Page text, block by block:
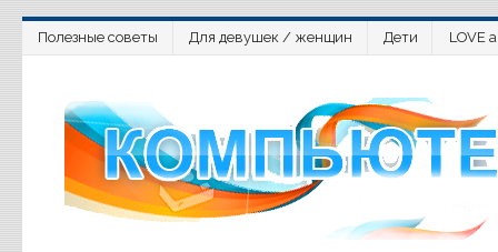
Полезные советы Для девушек / женщин Дети LOVE